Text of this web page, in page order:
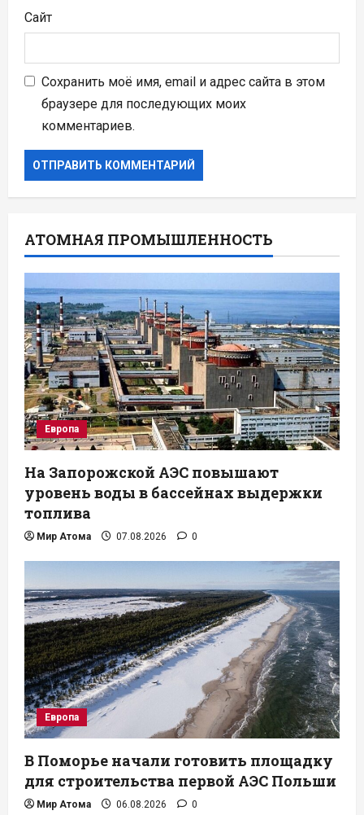
Сайт
Сохранить моё имя, email и адрес сайта в этом
браузере для последующих моих
комментариев.
АТОМНАЯ ПРОМЫШЛЕННОСТЬ
Европа
На Запорожской АЭС повышают
уровень воды в бассейнах выдержки
топлива
Мир Атома 07.08.2026 0
Европа
В Поморье начали готовить площадку
для строительства первой АЭС Польши
Мир Атома 06.08.2026 0